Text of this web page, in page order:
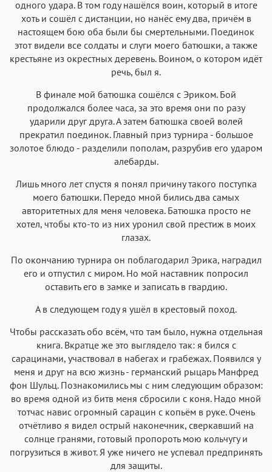
одного удара. В том году нашёлся воин, который в итоге
хоть и сошёл с дистанции, но нанёс ему два, причём в
настоящем бою оба были бы смертельными. Поединок
этот видели все солдаты и слуги моего батюшки, а также
крестьяне из окрестных деревень. Воином, о котором идёт
речь, был я.
В финале мой батюшка сошёлся с Эриком. Бой
продолжался более часа, за это время они по разу
ударили друг друга. А затем батюшка своей волей
прекратил поединок. Главный приз турнира - большое
золотое блюдо - разделили пополам, разрубив его ударом
алебарды.
Лишь много лет спустя я понял причину такого поступка
моего батюшки. Передо мной бились два самых
авторитетных для меня человека. Батюшка просто не
хотел, чтобы кто-то из них уронил свой престиж в моих
глазах.
По окончанию турнира он поблагодарил Эрика, наградил
его и отпустил с миром. Но мой наставник попросил
оставить его в замке и записать в гвардию.
А в следующем году я ушёл в крестовый поход.
Чтобы рассказать обо всём, что там было, нужна отдельная
книга. Вкратце же это выглядело так: я бился с
сарацинами, участвовал в набегах и грабежах. Появился у
меня и друг на всю жизнь - германский рыцарь Манфред
фон Шульц. Познакомились мы с ним следующим образом:
во время одной из битв меня сбросили с коня. Надо мной
тотчас навис огромный сарацин с копьём в руке. Очень
отчётливо я видел острый наконечник, сверкавший на
солнце гранями, готовый пропороть мою кольчугу и
погрузиться в живот. Я уже ничего не успевал предпринять
для защиты.